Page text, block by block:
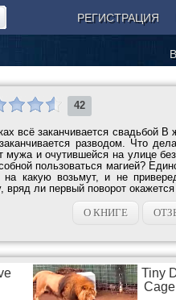
РЕГИСТРАЦИЯ
42
всё заканчивается свадьбой
разводом. Что
мужа и очутившейся на улице
пользоваться магией?
на какую возьмут, и не
вряд ли первый поворот
О КНИГЕ